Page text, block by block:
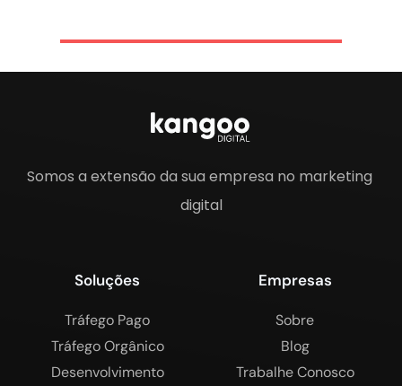
Somos a extensão da sua empresa no marketing
digital
Soluções
Tráfego Pago
Tráfego Orgânico
Desenvolvimento
Empresas
Sobre
Blog
Trabalhe Conosco